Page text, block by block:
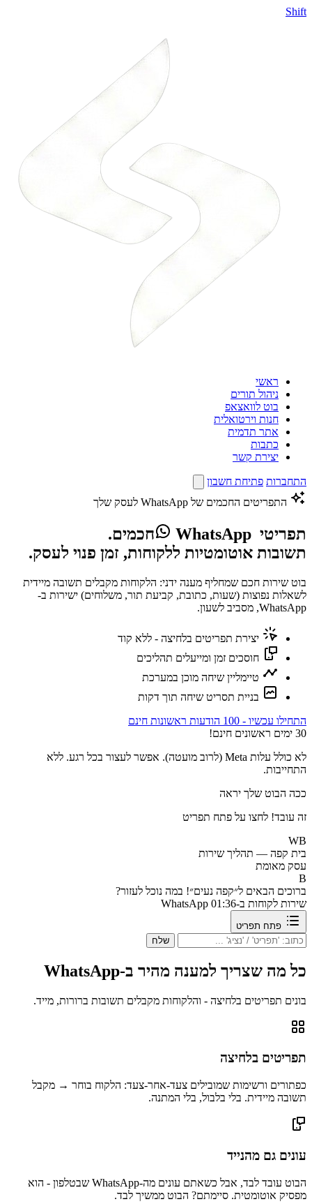
Shift
ראשי
ניהול תורים
בוט לוואצאפ
חנות וירטואלית
אתר תדמית
כתבות
יצירת קשר
התחברות פתיחת חשבון
התפריטים החכמים של WhatsApp לעסק שלך
תפריטי WhatsApp
חכמים.
תשובות אוטומטיות ללקוחות, זמן פנוי לעסק.
בוט שירות חכם שמחליף מענה ידני: הלקוחות מקבלים תשובה מיידית
לשאלות נפוצות (שעות, כתובת, קביעת תור, משלוחים) ישירות ב-
WhatsApp, מסביב לשעון.
יצירת תפריטים בלחיצה - ללא קוד
חוסכים זמן ומייעלים תהליכים
טיימליין שיחה מוכן במערכת
בניית תסריט שיחה תוך דקות
התחילו עכשיו - 100 הודעות ראשונות חינם
30 ימים ראשונים חינם!
לא כולל עלות Meta (לרוב מועטה). אפשר לעצור בכל רגע. ללא
התחייבות.
ככה הבוט שלך יראה
זה עובד! לחצו על פתח תפריט
WB
בית קפה — תהליך שירות
עסק מאומת
B
ברוכים הבאים ל״קפה נעים״! במה נוכל לעזור?
שירות לקוחות ב-WhatsApp01:36
פתח תפריט
שלח
כל מה שצריך למענה מהיר ב-WhatsApp
בונים תפריטים בלחיצה - והלקוחות מקבלים תשובות ברורות, מייד.
תפריטים בלחיצה
כפתורים ורשימות שמובילים צעד-אחר-צעד: הלקוח בוחר → מקבל
תשובה מיידית. בלי בלבול, בלי המתנה.
עונים גם מהנייד
הבוט עובד לבד, אבל כשאתם עונים מה-WhatsApp שבטלפון - הוא
מפסיק אוטומטית. סיימתם? הבוט ממשיך לבד.